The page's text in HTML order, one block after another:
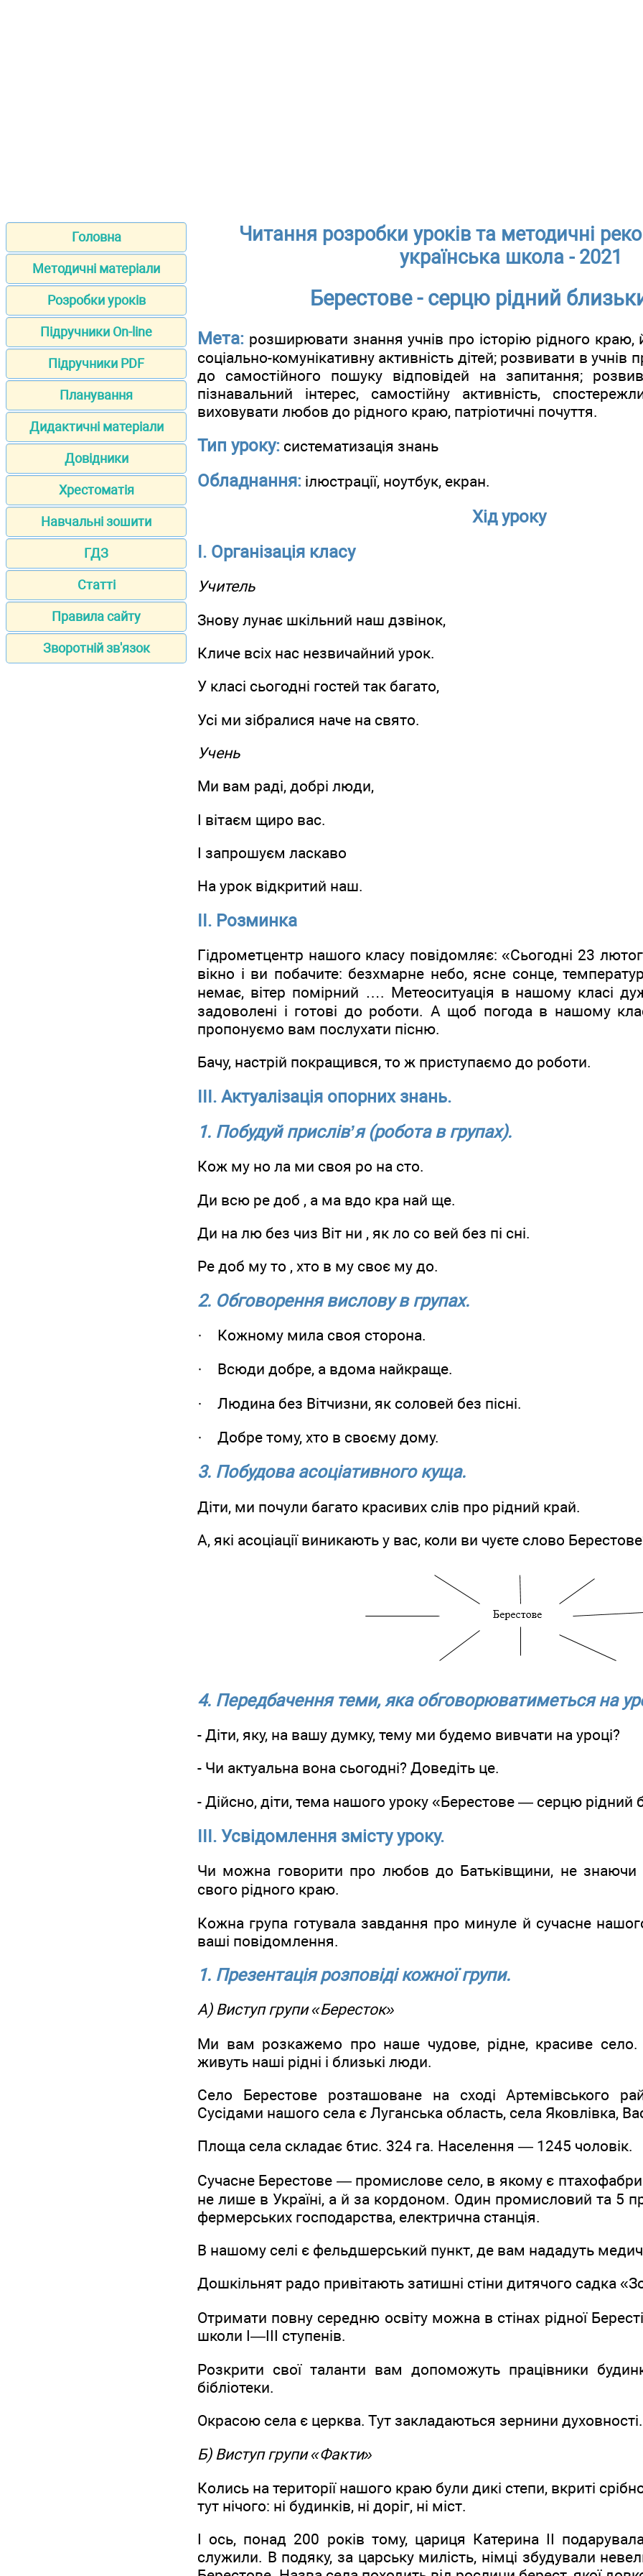
Головна
Методичні матеріали
Розробки уроків
Підручники On-line
Підручники PDF
Планування
Дидактичні матеріали
Довідники
Хрестоматія
Навчальні зошити
ГДЗ
Статті
Правила сайту
Зворотній зв'язок
Читання розробки уроків та методичні
українська школа - 2021
Берестове - серцю рідний
Мета: розширювати знання учнів про історію рідного краю,
соціально-комунікативну активність дітей; розвивати в учнів
до самостійного пошуку відповідей на запитання;
пізнавальний інтерес, самостійну активність,
виховувати любов до рідного краю, патріотичні почуття.
Тип уроку: систематизація знань
Обладнання: ілюстрації, ноутбук, екран.
Хід уроку
І. Організація класу
Учитель
Знову лунає шкільний наш дзвінок,
Кличе всіх нас незвичайний урок.
У класі сьогодні гостей так багато,
Усі ми зібралися наче на свято.
Учень
Ми вам раді, добрі люди,
І вітаєм щиро вас.
І запрошуєм ласкаво
На урок відкритий наш.
ІІ. Розминка
Гідрометцентр нашого класу повідомляє: «Сьогодні 23
вікно і ви побачите: безхмарне небо, ясне сонце,
немає, вітер помірний …. Метеоситуація в нашому класі
задоволені і готові до роботи. А щоб погода в нашому
пропонуємо вам послухати пісню.
Бачу, настрій покращився, то ж приступаємо до роботи.
ІІІ. Актуалізація опорних знань.
1. Побудуй прислів’я (робота в групах).
Кож му но ла ми своя ро на сто.
Ди всю ре доб , а ма вдо кра най ще.
Ди на лю без чиз Віт ни , як ло со вей без пі сні.
Ре доб му то , хто в му своє му до.
2. Обговорення вислову в групах.
· Кожному мила своя сторона.
· Всюди добре, а вдома найкраще.
· Людина без Вітчизни, як соловей без пісні.
· Добре тому, хто в своєму дому.
3. Побудова асоціативного куща.
Діти, ми почули багато красивих слів про рідний край.
А, які асоціації виникають у вас, коли ви чуєте слово
4. Передбачення теми, яка обговорюватиметься на
- Діти, яку, на вашу думку, тему ми будемо вивчати на уроці?
- Чи актуальна вона сьогодні? Доведіть це.
- Дійсно, діти, тема нашого уроку «Берестове — серцю рідний
ІІІ. Усвідомлення змісту уроку.
Чи можна говорити про любов до Батьківщини, не знаючи
свого рідного краю.
Кожна група готувала завдання про минуле й сучасне
ваші повідомлення.
1. Презентація розповіді кожної групи.
А) Виступ групи «Бересток»
Ми вам розкажемо про наше чудове, рідне, красиве село.
живуть наші рідні і близькі люди.
Село Берестове розташоване на сході Артемівського
Сусідами нашого села є Луганська область, села Яковлівка,
Площа села складає 6тис. 324 га. Населення — 1245 чоловік.
Сучасне Берестове — промислове село, в якому є
не лише в Україні, а й за кордоном. Один промисловий та 5
фермерських господарства, електрична станція.
В нашому селі є фельдшерський пункт, де вам нададуть
Дошкільнят радо привітають затишні стіни дитячого садка
Отримати повну середню освіту можна в стінах рідної
школи І—ІІІ ступенів.
Розкрити свої таланти вам допоможуть працівники
бібліотеки.
Окрасою села є церква. Тут закладаються зернини духовності.
Б) Виступ групи «Факти»
Колись на території нашого краю були дикі степи, вкриті
тут нічого: ні будинків, ні доріг, ні міст.
І ось, понад 200 років тому, цариця Катерина ІІ
служили. В подяку, за царську милість, німці збудували